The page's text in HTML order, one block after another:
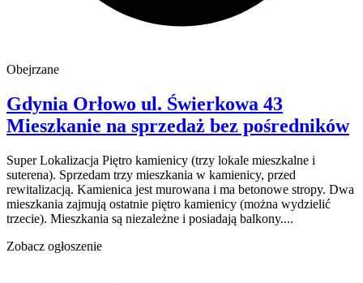
Obejrzane
Gdynia Orłowo ul. Świerkowa 43
Mieszkanie na sprzedaż bez pośredników
Super Lokalizacja Piętro kamienicy (trzy lokale mieszkalne i
suterena). Sprzedam trzy mieszkania w kamienicy, przed
rewitalizacją. Kamienica jest murowana i ma betonowe stropy. Dwa
mieszkania zajmują ostatnie piętro kamienicy (można wydzielić
trzecie). Mieszkania są niezależne i posiadają balkony....
Zobacz ogłoszenie